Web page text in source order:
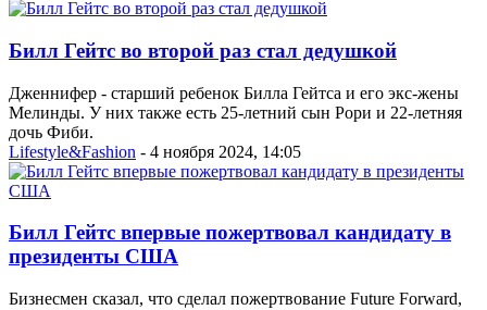
Билл Гейтс во второй раз стал дедушкой
Дженнифер - старший ребенок Билла Гейтса и его экс-жены
Мелинды. У них также есть 25-летний сын Рори и 22-летняя
дочь Фиби.
Lifestyle&Fashion - 4 ноября 2024, 14:05
Билл Гейтс впервые пожертвовал кандидату в
президенты США
Бизнесмен сказал, что сделал пожертвование Future Forward,